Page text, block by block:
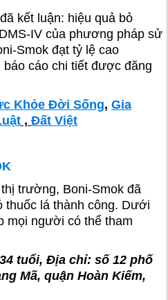
kết luận: hiệu quả bỏ
IV của phương pháp sử
Smok đạt tỷ lệ cao
cáo chi tiết được đăng
Khỏe Đời Sống, Gia
, Đất Việt
trường, Boni-Smok đã
thuốc lá thành công. Dưới
mọi người có thể tham
tuổi, Địa chỉ: số 12 phố
Mã, quận Hoàn Kiếm,